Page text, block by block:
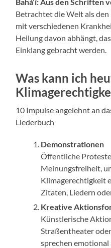
Betrachtet die Welt als
mit verschiedenen
Heilung davon abhängt,
Einklang gebracht werden.
Was kann ich
10 Impulse angelehnt an
Liederbuch
Demonstrationen
Öffentliche
Meinungsfreiheit,
Klimagerechtigkeit
Zitaten, Liedern
Kreative
Künstlerische
Straßentheater
sprechen